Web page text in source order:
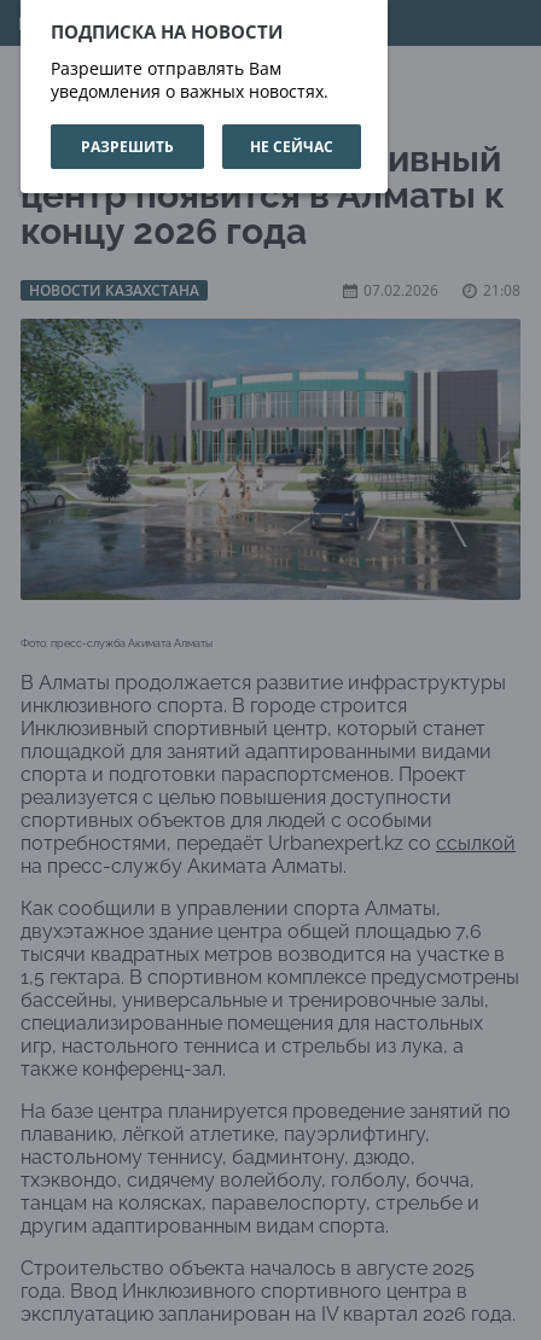
ПОДПИСКА НА НОВОСТИ
Разрешите отправлять Вам
уведомления о важных новостях.
РАЗРЕШИТЬ НЕ СЕЙЧАС
08.08.2026 02:47:41
Инклюзивный спортивный
центр появится в Алматы к
концу 2026 года
НОВОСТИ КАЗАХСТАНА 07.02.2026 21:08
Фото: пресс-служба Акимата Алматы
В Алматы продолжается развитие инфраструктуры
инклюзивного спорта. В городе строится
Инклюзивный спортивный центр, который станет
площадкой для занятий адаптированными видами
спорта и подготовки параспортсменов. Проект
реализуется с целью повышения доступности
спортивных объектов для людей с особыми
потребностями, передаёт Urbanexpert.kz со ссылкой
на пресс-службу Акимата Алматы.
Как сообщили в управлении спорта Алматы,
двухэтажное здание центра общей площадью 7,6
тысячи квадратных метров возводится на участке в
1,5 гектара. В спортивном комплексе предусмотрены
бассейны, универсальные и тренировочные залы,
специализированные помещения для настольных
игр, настольного тенниса и стрельбы из лука, а
также конференц-зал.
На базе центра планируется проведение занятий по
плаванию, лёгкой атлетике, пауэрлифтингу,
настольному теннису, бадминтону, дзюдо,
тхэквондо, сидячему волейболу, голболу, бочча,
танцам на колясках, паравелоспорту, стрельбе и
другим адаптированным видам спорта.
Строительство объекта началось в августе 2025
года. Ввод Инклюзивного спортивного центра в
эксплуатацию запланирован на IV квартал 2026 года.